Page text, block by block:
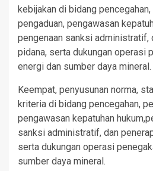
kebijakan di bidang pencegahan,
pengaduan, pengawasan
pengenaan sanksi administratif,
pidana, serta dukungan operasi
energi dan sumber daya mineral.
Keempat, penyusunan norma,
kriteria di bidang pencegahan,
pengawasan kepatuhan
sanksi administratif, dan
serta dukungan operasi
sumber daya mineral.